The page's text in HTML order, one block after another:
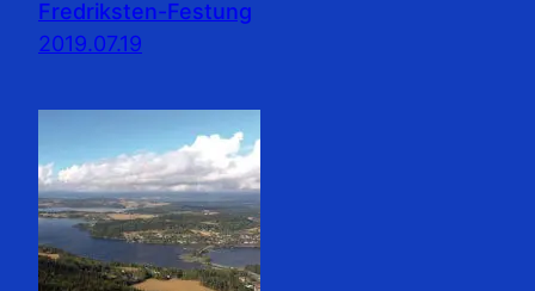
Fredriksten-Festung
2019.07.19